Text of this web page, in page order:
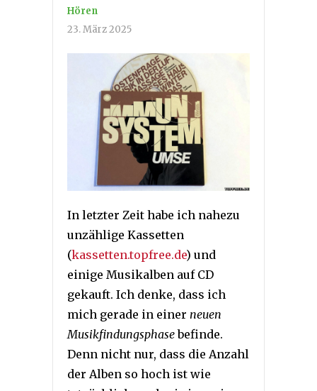
Hören
23. März 2025
In letzter Zeit habe ich nahezu
unzählige Kassetten
(kassetten.topfree.de) und
einige Musikalben auf CD
gekauft. Ich denke, dass ich
mich gerade in einer neuen
Musikfindungsphasebefinde.
Denn nicht nur, dass die Anzahl
der Alben so hoch ist wie